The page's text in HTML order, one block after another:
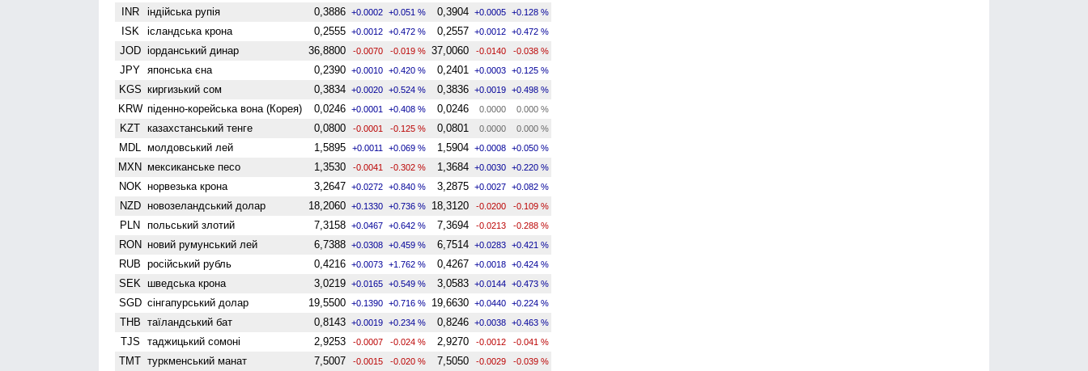
INR індійська рупія 0,3886 +0.0002 +0.051 % 0,3904 +0.0005 +0.128 %
ISK ісландська крона 0,2555 +0.0012 +0.472 % 0,2557 +0.0012 +0.472 %
JOD іорданський динар 36,8800 -0.0070 -0.019 % 37,0060 -0.0140 -0.038 %
JPY японська єна 0,2390 +0.0010 +0.420 % 0,2401 +0.0003 +0.125 %
KGS киргизький сом 0,3834 +0.0020 +0.524 % 0,3836 +0.0019 +0.498 %
KRW піденно-корейська вона (Корея) 0,0246 +0.0001 +0.408 % 0,0246 0.0000 0.000 %
KZT казахстанський тенге 0,0800 -0.0001 -0.125 % 0,0801 0.0000 0.000 %
MDL молдовський лей 1,5895 +0.0011 +0.069 % 1,5904 +0.0008 +0.050 %
MXN мексиканське песо 1,3530 -0.0041 -0.302 % 1,3684 +0.0030 +0.220 %
NOK норвезька крона 3,2647 +0.0272 +0.840 % 3,2875 +0.0027 +0.082 %
NZD ново­зеландський долар 18,2060 +0.1330 +0.736 % 18,3120 -0.0200 -0.109 %
PLN польський злотий 7,3158 +0.0467 +0.642 % 7,3694 -0.0213 -0.288 %
RON новий румунський лей 6,7388 +0.0308 +0.459 % 6,7514 +0.0283 +0.421 %
RUB російський рубль 0,4216 +0.0073 +1.762 % 0,4267 +0.0018 +0.424 %
SEK шведська крона 3,0219 +0.0165 +0.549 % 3,0583 +0.0144 +0.473 %
SGD сінгапурський долар 19,5500 +0.1390 +0.716 % 19,6630 +0.0440 +0.224 %
THB таїландський бат 0,8143 +0.0019 +0.234 % 0,8246 +0.0038 +0.463 %
TJS таджицький сомоні 2,9253 -0.0007 -0.024 % 2,9270 -0.0012 -0.041 %
TMT туркменський манат 7,5007 -0.0015 -0.020 % 7,5050 -0.0029 -0.039 %